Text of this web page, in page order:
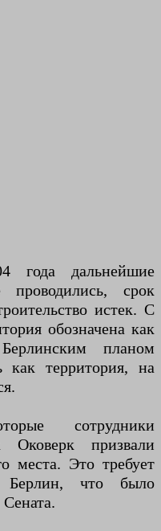
года дальнейшие
проводились, срок
истек. С
обозначена как
планом
как территория, на
сотрудники
Оковерк призвали
места. Это требует
Берлин, что было